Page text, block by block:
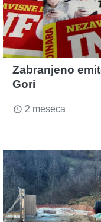
Zabranjeno
Gori
access_time 2 meseca